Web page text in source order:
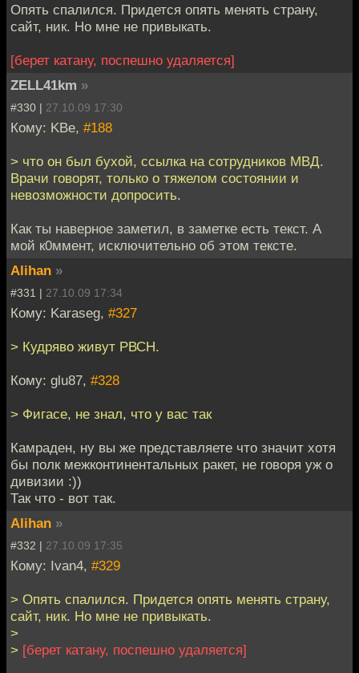
Опять спалился. Придется опять менять страну,
сайт, ник. Но мне не привыкать.
[берет катану, поспешно удаляется]
ZELL41km »
#330 | 27.10.09 17:30
Кому: KBe, #188
> что он был бухой, ссылка на сотрудников МВД.
Врачи говорят, только о тяжелом состоянии и
невозможности допросить.
Как ты наверное заметил, в заметке есть текст. А
мой к0ммент, исключительно об этом тексте.
Alihan »
#331 | 27.10.09 17:34
Кому: Karaseg, #327
> Кудряво живут РВСН.
Кому: glu87, #328
> Фигасе, не знал, что у вас так
Камраден, ну вы же представляете что значит хотя
бы полк межконтинентальных ракет, не говоря уж о
дивизии :))
Так что - вот так.
Alihan »
#332 | 27.10.09 17:35
Кому: Ivan4, #329
> Опять спалился. Придется опять менять страну,
сайт, ник. Но мне не привыкать.
>
> [берет катану, поспешно удаляется]